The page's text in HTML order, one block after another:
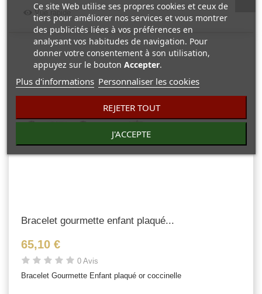
Bracelet gourmette enfant plaqué...
65,10 €
0 Avis
Bracelet Gourmette Enfant plaqué or coccinelle
Ce site Web utilise ses propres cookies et ceux de
tiers pour améliorer nos services et vous montrer
des publicités liées à vos préférences en
analysant vos habitudes de navigation. Pour
donner votre consentement à son utilisation,
appuyez sur le bouton Accepter.
Plus d'informations Personnaliser les cookies
REJETER TOUT
J'ACCEPTE